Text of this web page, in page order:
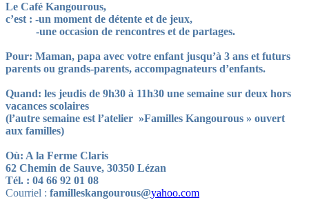
Le Café Kangourous,
c’est : -un moment de détente et de jeux,
-une occasion de rencontres et de partages.
Pour: Maman, papa avec votre enfant jusqu’à 3 ans et futurs
parents ou grands-parents, accompagnateurs d’enfants.
Quand: les jeudis de 9h30 à 11h30 une semaine sur deux hors
vacances scolaires
(l’autre semaine est l’atelier »Familles Kangourous » ouvert
aux familles)
Où: A la Ferme Claris
62 Chemin de Sauve, 30350 Lézan
Tél. : 04 66 92 01 08
Courriel : familleskangourous@yahoo.com